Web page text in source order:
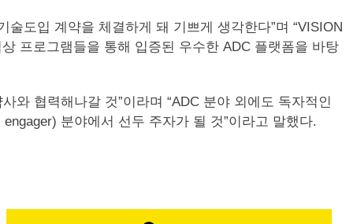
도입 계약을 체결하게 돼 기쁘게 생각한다”며 “VISION
프로그램들을 통해 입증된 우수한 ADC 플랫폼을 바탕
와 협력해나갈 것”이라며 “ADC 분야 외에도 독자적인
분야에서 선두 주자가 될 것”이라고 말했다.